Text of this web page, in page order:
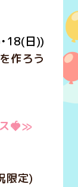
18(日))
作ろう
🍓≫
限定)